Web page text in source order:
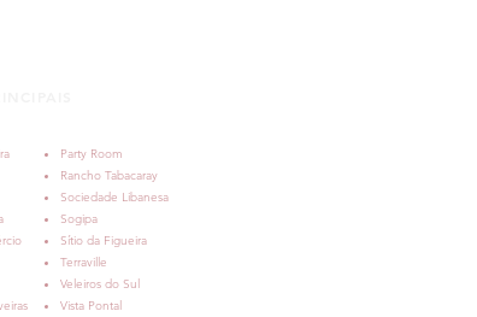
Party Room
Rancho Tabacaray
Sociedade Libanesa
Sogipa
Sítio da Figueira
Terraville
Veleiros do Sul
Vista Pontal